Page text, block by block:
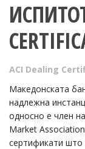
ACI Dealing
Македонската
надлежна
односно е член
Market
сертификати што